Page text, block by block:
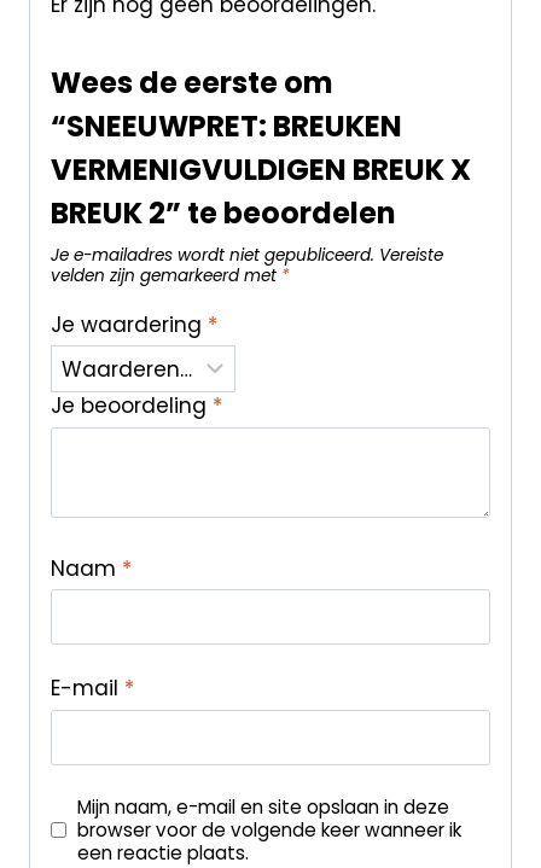
Wees de eerste om
“SNEEUWPRET: BREUKEN
VERMENIGVULDIGEN BREUK X
BREUK 2” te beoordelen
Je e-mailadres wordt niet gepubliceerd. Vereiste
velden zijn gemarkeerd met *
Je waardering *
Je beoordeling *
Naam *
E-mail *
Mijn naam, e-mail en site opslaan in deze
browser voor de volgende keer wanneer ik
een reactie plaats.